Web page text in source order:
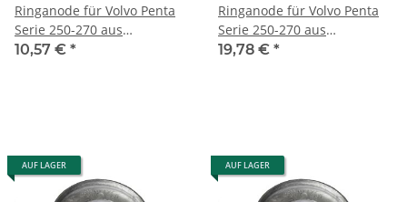
Ringanode für Volvo Penta
Serie 250-270 aus
Aluminium
10,57 € *
Ringanode für Volvo Penta
Serie 250-270 aus
Magnesium
19,78 € *
AUF LAGER AUF LAGER